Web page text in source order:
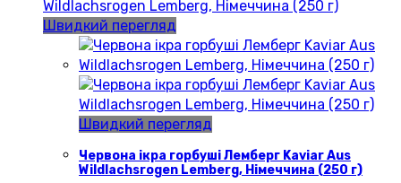
Швидкий перегляд
Швидкий перегляд
Червона ікра горбуші Лемберг Kaviar Aus
Wildlachsrogen Lemberg, Німеччина (250 г)